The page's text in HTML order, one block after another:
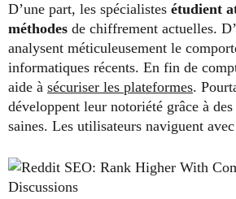
D’une part, les spécialistes étudient
méthodes de chiffrement actuelles.
analysent méticuleusement le
informatiques récents. En fin de
aide à sécuriser les plateformes.
développent leur notoriété grâce à
saines. Les utilisateurs naviguent